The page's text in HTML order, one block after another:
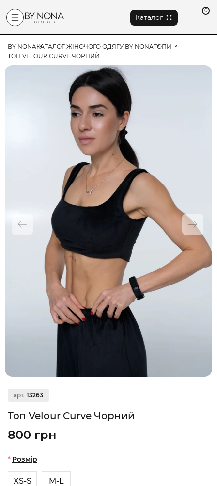
Каталог
0
BY NONAКАТАЛОГ ЖІНОЧОГО ОДЯГУ BY NONAТОПИ
ТОП VELOUR CURVE ЧОРНИЙ
арт. 13263
Топ Velour Curve Чорний
800 грн
Розмір
XS-S M-L